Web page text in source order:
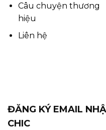
Câu chuyện thương
hiệu
Liên hệ
ĐĂNG KÝ EMAIL
CHIC